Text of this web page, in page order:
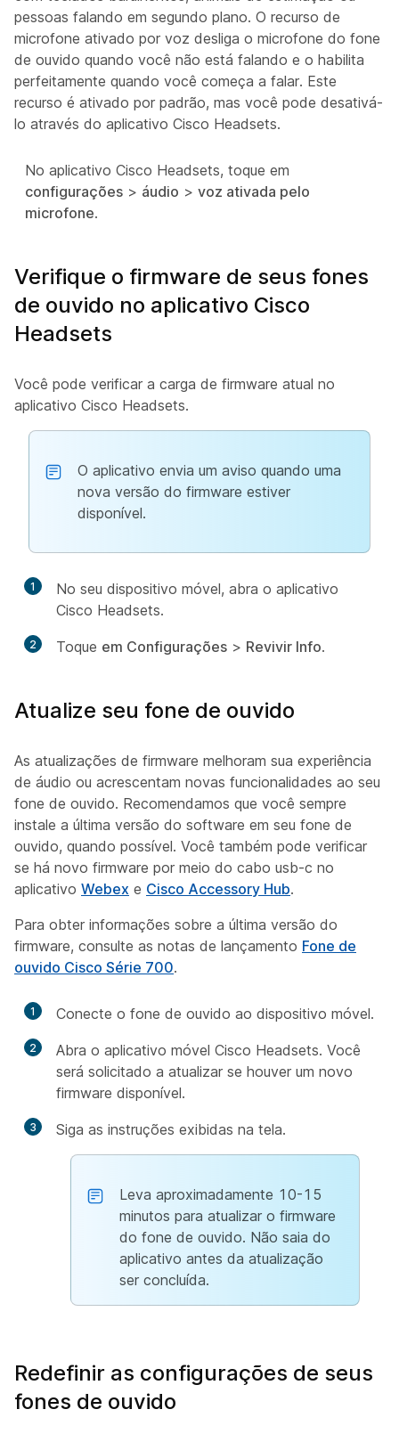
pessoas falando em segundo plano. O recurso de
microfone ativado por voz desliga o microfone do fone
de ouvido quando você não está falando e o habilita
perfeitamente quando você começa a falar. Este
recurso é ativado por padrão, mas você pode desativá-
lo através do aplicativo Cisco Headsets.
No aplicativo Cisco Headsets, toque em
configurações > áudio > voz ativada pelo
microfone.
Verifique o firmware de seus fones
de ouvido no aplicativo Cisco
Headsets
Você pode verificar a carga de firmware atual no
aplicativo Cisco Headsets.
O aplicativo envia um aviso quando uma
nova versão do firmware estiver
disponível.
1
No seu dispositivo móvel, abra o aplicativo
Cisco Headsets.
2 Toque em Configurações > Revivir Info.
Atualize seu fone de ouvido
As atualizações de firmware melhoram sua experiência
de áudio ou acrescentam novas funcionalidades ao seu
fone de ouvido. Recomendamos que você sempre
instale a última versão do software em seu fone de
ouvido, quando possível. Você também pode verificar
se há novo firmware por meio do cabo usb-c no
aplicativo Webex e Cisco Accessory Hub.
Para obter informações sobre a última versão do
firmware, consulte as notas de lançamento Fone de
ouvido Cisco Série 700.
1 Conecte o fone de ouvido ao dispositivo móvel.
2
Abra o aplicativo móvel Cisco Headsets. Você
será solicitado a atualizar se houver um novo
firmware disponível.
3 Siga as instruções exibidas na tela.
Leva aproximadamente 10-15
minutos para atualizar o firmware
do fone de ouvido. Não saia do
aplicativo antes da atualização
ser concluída.
Redefinir as configurações de seus
fones de ouvido